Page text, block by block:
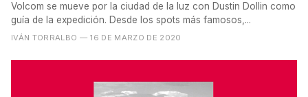
Volcom se mueve por la ciudad de la luz con Dustin Dollin como
guía de la expedición. Desde los spots más famosos,...
IVÁN TORRALBO — 16 DE MARZO DE 2020